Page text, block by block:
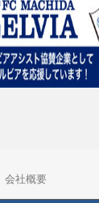
会社概要